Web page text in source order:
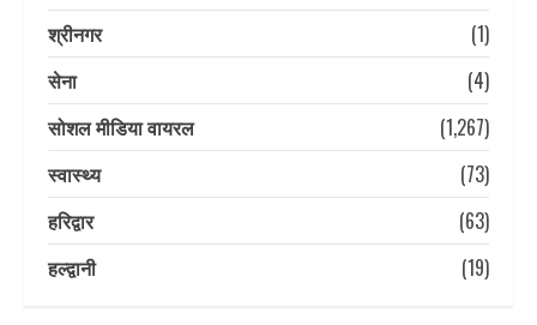
श्रीनगर
(1)
सेना
(4)
सोशल मीडिया वायरल
(1,267)
स्वास्थ्य
(73)
हरिद्वार
(63)
हल्द्वानी
(19)